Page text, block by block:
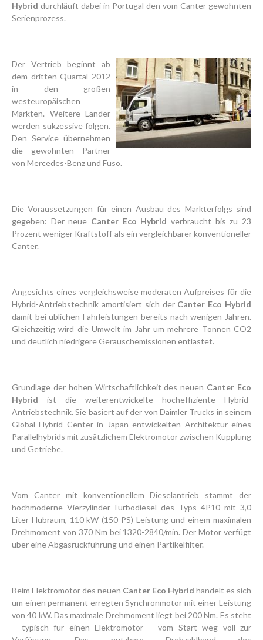
Hybrid durchläuft dabei in Portugal den vom Canter gewohnten
Serienprozess.
Der Vertrieb beginnt ab
dem dritten Quartal 2012
in den großen
westeuropäischen
Märkten. Weitere Länder
werden sukzessive folgen.
Den Service übernehmen
die gewohnten Partner
von Mercedes-Benz und Fuso.
Die Voraussetzungen für einen Ausbau des Markterfolgs sind
gegeben: Der neue Canter Eco Hybrid verbraucht bis zu 23
Prozent weniger Kraftstoff als ein vergleichbarer konventioneller
Canter.
Angesichts eines vergleichsweise moderaten Aufpreises für die
Hybrid-Antriebs­technik amortisiert sich der Canter Eco Hybrid
damit bei üblichen Fahrleistungen bereits nach wenigen Jahren.
Gleichzeitig wird die Umwelt im Jahr um mehrere Tonnen CO2
und deutlich niedrigere Geräuschemissionen entlastet.
Grundlage der hohen Wirtschaftlichkeit des neuen Canter Eco
Hybrid ist die weiterentwickelte hocheffiziente Hybrid-
Antriebstechnik. Sie basiert auf der von Daimler Trucks in seinem
Global Hybrid Center in Japan entwickelten Architektur eines
Parallelhybrids mit zusätzlichem Elektromotor zwischen Kupplung
und Getriebe.
Vom Canter mit konventionellem Dieselantrieb stammt der
hochmoderne Vier­zylinder-Turbodiesel des Typs 4P10 mit 3,0
Liter Hubraum, 110 kW (150 PS) Leistung und einem maximalen
Drehmoment von 370 Nm bei 1320-2840/min. Der Motor verfügt
über eine Abgasrückführung und einen Partikelfilter.
Beim Elektromotor des neuen Canter Eco Hybrid handelt es sich
um einen permanent erregten Synchronmotor mit einer Leistung
von 40 kW. Das maximale Drehmoment liegt bei 200 Nm. Es steht
– typisch für einen Elektromotor – vom Start weg voll zur